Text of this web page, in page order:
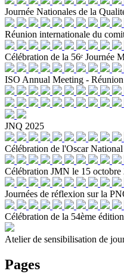
Journée Nationales de la
Réunion internationale du
Célébration de la 56ᵉ Journée
ISO Annual Meeting -
JNQ 2025
Célébration de l'Oscar
Célébration JMN le 15 octobre
Journées de réflexion sur la
Célébration de la 54ème
Atelier de sensibilisation de
Pages